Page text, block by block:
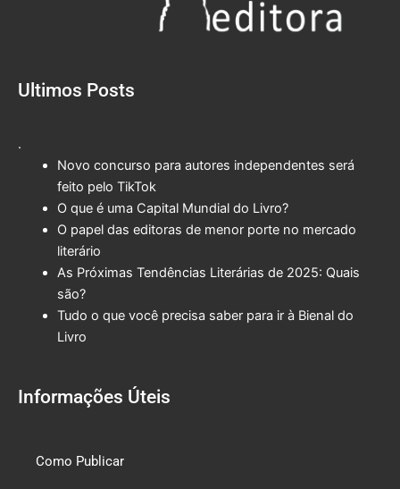
Ultimos Posts
.
Novo concurso para autores independentes será
feito pelo TikTok
O que é uma Capital Mundial do Livro?
O papel das editoras de menor porte no mercado
literário
As Próximas Tendências Literárias de 2025: Quais
são?
Tudo o que você precisa saber para ir à Bienal do
Livro
Informações Úteis
Como Publicar